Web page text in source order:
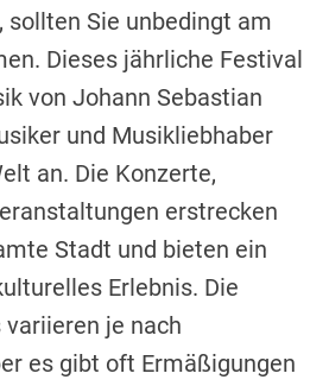
sollten Sie unbedingt am
Dieses jährliche Festival
von Johann Sebastian
und Musikliebhaber
an. Die Konzerte,
erstrecken
Stadt und bieten ein
Erlebnis. Die
je nach
es gibt oft Ermäßigungen